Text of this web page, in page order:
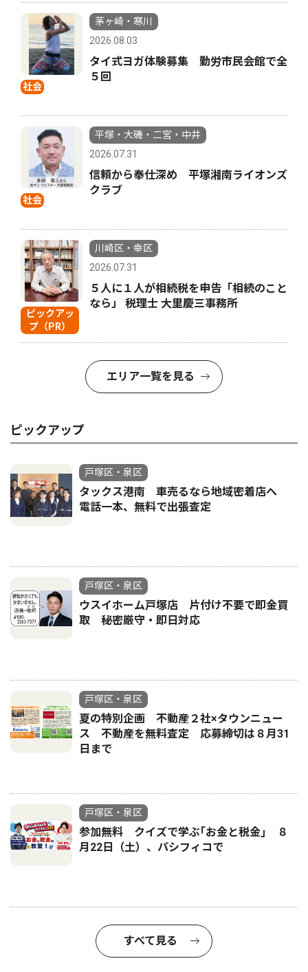
社会
茅ヶ崎・寒川
2026.08.03
タイ式ヨガ体験募集 勤労市民会館で全
５回
社会
平塚・大磯・二宮・中井
2026.07.31
信頼から奉仕深め 平塚湘南ライオンズ
クラブ
ピックアッ
プ（PR）
川崎区・幸区
2026.07.31
５人に１人が相続税を申告「相続のこと
なら」 税理士 大里慶三事務所
エリア一覧を見る
ピックアップ
戸塚区・泉区
タックス港南 車売るなら地域密着店へ
電話一本、無料で出張査定
戸塚区・泉区
ウスイホーム戸塚店 片付け不要で即金買
取 秘密厳守・即日対応
戸塚区・泉区
夏の特別企画 不動産２社×タウンニュー
ス 不動産を無料査定 応募締切は８月31
日まで
戸塚区・泉区
参加無料 クイズで学ぶ｢お金と税金｣ ８
月22日（土）、パシフィコで
すべて見る